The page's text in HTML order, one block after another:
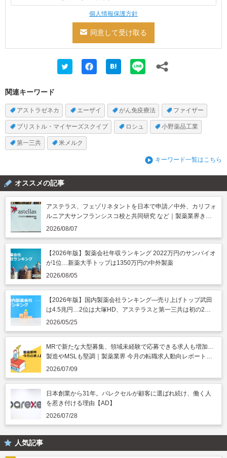
個人情報保護方針
関連キーワード
アストラゼネカ エーザイ がん免疫療法 ファイザー
ブリストル・マイヤーズスクイブ ロシュ 小野薬品工業
第一三共 米メルク
キーワード一覧はこちら
オススメの記事
アステラス、フェゾリネタントを日本で申請／中外、カリフォ
ルニア大サンフランシスコ校と共同研究 など｜製薬業界きょ
うのニュースまとめ読み（2026年8月7日）
2026/08/07
【2026年版】製薬会社年収ランキング 2022万円のサンバイオ
が1位…新薬大手トップは1350万円の中外製薬
2026/08/05
【2026年版】国内製薬会社ランキング―売り上げトップ武田
は4.5兆円…2位は大塚HD、アステラスと第一三共は初の2兆
円突破
2026/05/25
MRで新たな大型募集、領域未経験で応募できる求人も増加…
製造やMSLも堅調｜製薬業界 今月の転職求人動向レポート
（2026年7月）
2026/07/09
日本創業から31年。パレクセルが顧客に選ばれ続け、働く人
を惹き付ける理由【AD】
2026/07/28
人気記事